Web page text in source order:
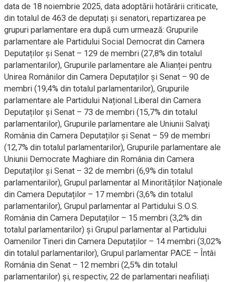
data de 18 noiembrie 2025, data adoptării hotărârii criticate,
din totalul de 463 de deputați și senatori, repartizarea pe
grupuri parlamentare era după cum urmează: Grupurile
parlamentare ale Partidului Social Democrat din Camera
Deputaților și Senat – 129 de membri (27,8% din totalul
parlamentarilor), Grupurile parlamentare ale Alianței pentru
Unirea Românilor din Camera Deputaților și Senat – 90 de
membri (19,4% din totalul parlamentarilor), Grupurile
parlamentare ale Partidului Național Liberal din Camera
Deputaților și Senat – 73 de membri (15,7% din totalul
parlamentarilor), Grupurile parlamentare ale Uniunii Salvaţi
România din Camera Deputaților și Senat – 59 de membri
(12,7% din totalul parlamentarilor), Grupurile parlamentare ale
Uniunii Democrate Maghiare din România din Camera
Deputaților și Senat – 32 de membri (6,9% din totalul
parlamentarilor), Grupul parlamentar al Minorităților Naționale
din Camera Deputaților – 17 membri (3,6% din totalul
parlamentarilor), Grupul parlamentar al Partidului S.O.S.
România din Camera Deputaților – 15 membri (3,2% din
totalul parlamentarilor) și Grupul parlamentar al Partidului
Oamenilor Tineri din Camera Deputaților – 14 membri (3,02%
din totalul parlamentarilor), Grupul parlamentar PACE – Întâi
România din Senat – 12 membri (2,5% din totalul
parlamentarilor) și, respectiv, 22 de parlamentari neafiliați